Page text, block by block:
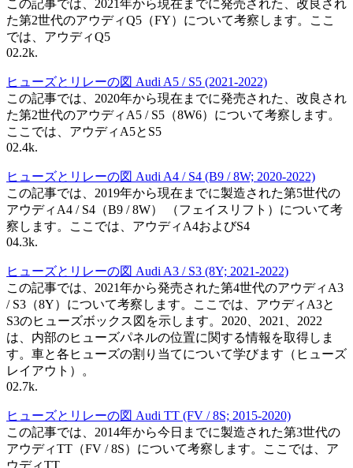
この記事では、2021年から現在までに発売された、改良され
た第2世代のアウディQ5（FY）について考察します。ここ
では、アウディQ5
02.2k.
ヒューズとリレーの図 Audi A5 / S5 (2021-2022)
この記事では、2020年から現在までに発売された、改良され
た第2世代のアウディA5 / S5（8W6）について考察します。
ここでは、アウディA5とS5
02.4k.
ヒューズとリレーの図 Audi A4 / S4 (B9 / 8W; 2020-2022)
この記事では、2019年から現在までに製造された第5世代の
アウディA4 / S4（B9 / 8W） （フェイスリフト）について考
察します。ここでは、アウディA4およびS4
04.3k.
ヒューズとリレーの図 Audi A3 / S3 (8Y; 2021-2022)
この記事では、2021年から発売された第4世代のアウディA3
/ S3（8Y）について考察します。ここでは、アウディA3と
S3のヒューズボックス図を示します。2020、2021、2022
は、内部のヒューズパネルの位置に関する情報を取得しま
す。車と各ヒューズの割り当てについて学びます（ヒューズ
レイアウト）。
02.7k.
ヒューズとリレーの図 Audi TT (FV / 8S; 2015-2020)
この記事では、2014年から今日までに製造された第3世代の
アウディTT（FV / 8S）について考察します。ここでは、ア
ウディTT